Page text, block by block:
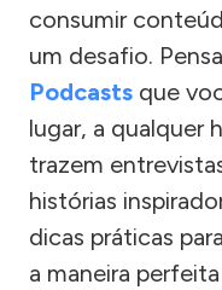
consumir
um desafio.
Podcasts que
lugar, a qualquer
trazem
histórias
dicas práticas
a maneira